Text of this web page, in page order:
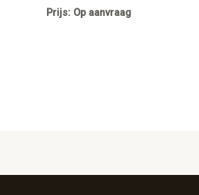
Prijs: Op aanvraag